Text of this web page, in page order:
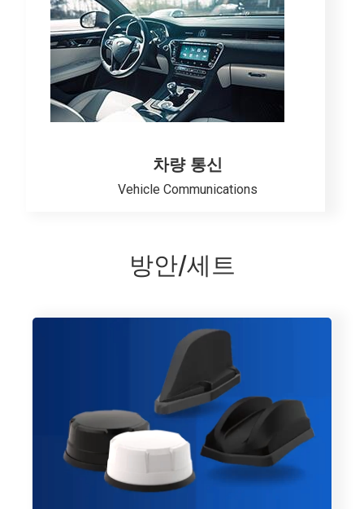
차량 통신
Vehicle Communications
방안/세트